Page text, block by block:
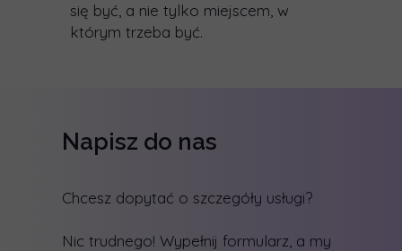
Napisz do nas
Chcesz dopytać o szczegóły usługi?
Nic trudnego! Wypełnij formularz, a my
się być, a nie tylko miejscem, w
którym trzeba być.